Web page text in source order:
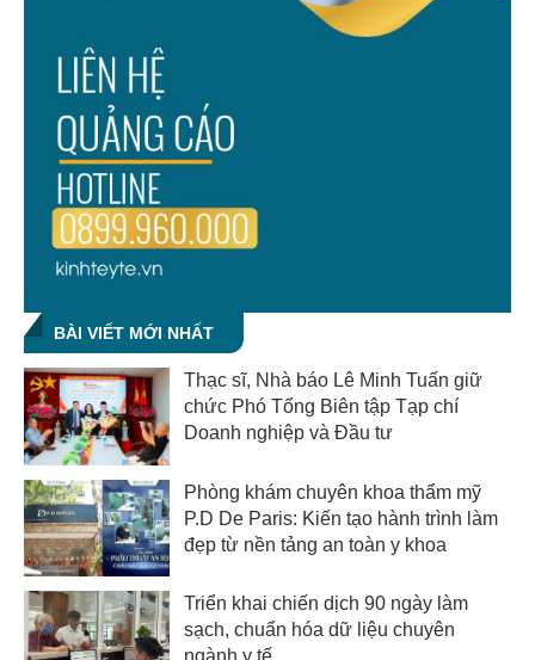
BÀI VIẾT MỚI NHẤT
Thạc sĩ, Nhà báo Lê Minh Tuấn giữ
chức Phó Tổng Biên tập Tạp chí
Doanh nghiệp và Đầu tư
Phòng khám chuyên khoa thẩm mỹ
P.D De Paris: Kiến tạo hành trình làm
đẹp từ nền tảng an toàn y khoa
Triển khai chiến dịch 90 ngày làm
sạch, chuẩn hóa dữ liệu chuyên